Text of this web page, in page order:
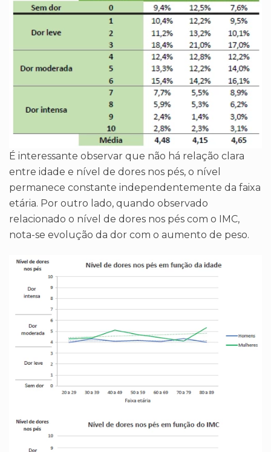
É interessante observar que não há relação clara
entre idade e nível de dores nos pés, o nível
permanece constante independentemente da faixa
etária. Por outro lado, quando observado
relacionado o nível de dores nos pés com o IMC,
nota-se evolução da dor com o aumento de peso.